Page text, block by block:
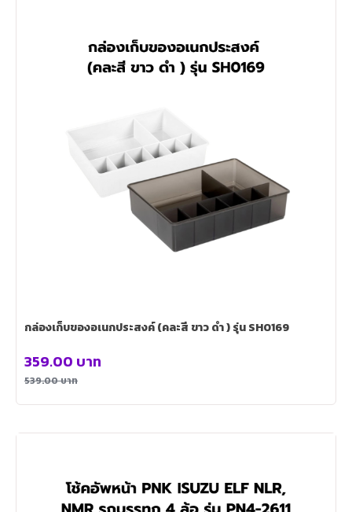
กล่องเก็บของอเนกประสงค์ (คละสี ขาว ดำ ) รุ่น SH0169
539.00บาท
359.00 บาท